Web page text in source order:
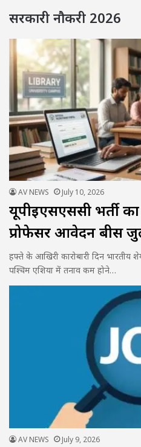
सरकारी नौकरी 2026
AV NEWS July 10, 2026
यूपीईएसएससी भर्ती
प्रोफेसर आवेदन बीस
हफ्ते के आखिरी कारोबारी दिन भारतीय
पश्चिम एशिया में तनाव कम होने…
AV NEWS July 9, 2026